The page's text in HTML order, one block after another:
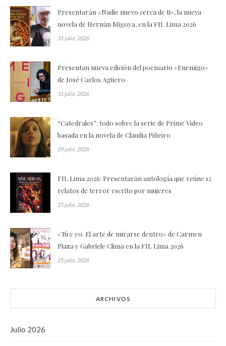
Presentarán «Nadie nuevo cerca de ti», la nueva
novela de Hernán Migoya, en la FIL Lima 2026
31 julio, 2026
Presentan nueva edición del poemario «Enemigo»
de José Carlos Agüero
31 julio, 2026
“Catedrales”: todo sobre la serie de Prime Video
basada en la novela de Claudia Piñeiro
29 julio, 2026
FIL Lima 2026: Presentarán antología que reúne 12
relatos de terror escrito por mujeres
25 julio, 2026
«Tú y yo. El arte de mirarse dentro» de Carmen
Plaza y Gabriele Clima en la FIL Lima 2026
25 julio, 2026
ARCHIVOS
Julio 2026